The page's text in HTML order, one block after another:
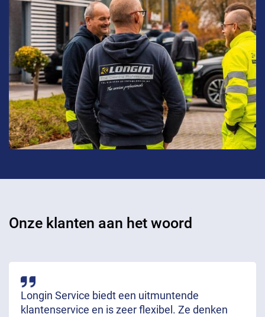
Onze klanten aan het woord
Longin Service biedt een uitmuntende
klantenservice en is zeer flexibel. Ze denken